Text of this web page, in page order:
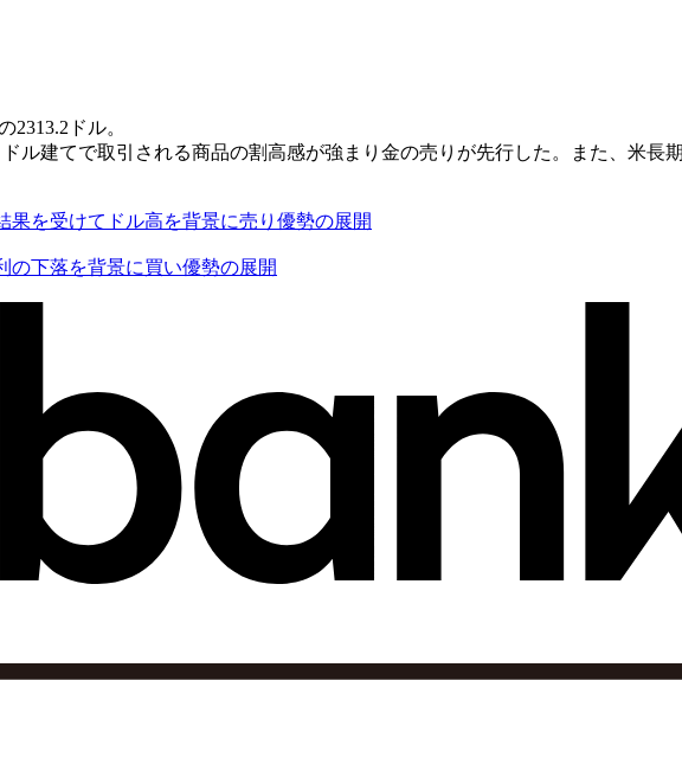
ドル。
ル建てで取引される商品の割高感が強まり金の売りが先行した。また、米長
を受けてドル高を背景に売り優勢の展開
の下落を背景に買い優勢の展開